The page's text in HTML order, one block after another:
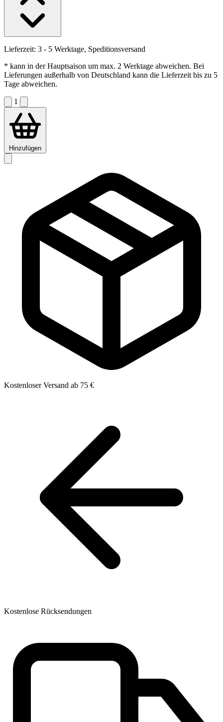
Lieferzeit: 3 - 5 Werktage, Speditionsversand
* kann in der Hauptsaison um max. 2 Werktage abweichen. Bei
Lieferungen außerhalb von Deutschland kann die Lieferzeit bis zu 5
Tage abweichen.
1
Hinzufügen
Kostenloser Versand ab 75 €
Kostenlose Rücksendungen